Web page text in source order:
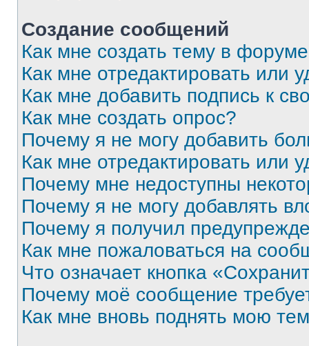
Создание сообщений
Как мне создать тему в
Как мне отредактировать или
Как мне добавить подпись к
Как мне создать опрос?
Почему я не могу добавить
Как мне отредактировать или
Почему мне недоступны
Почему я не могу добавлять
Почему я получил
Как мне пожаловаться на
Что означает кнопка
Почему моё сообщение
Как мне вновь поднять мою